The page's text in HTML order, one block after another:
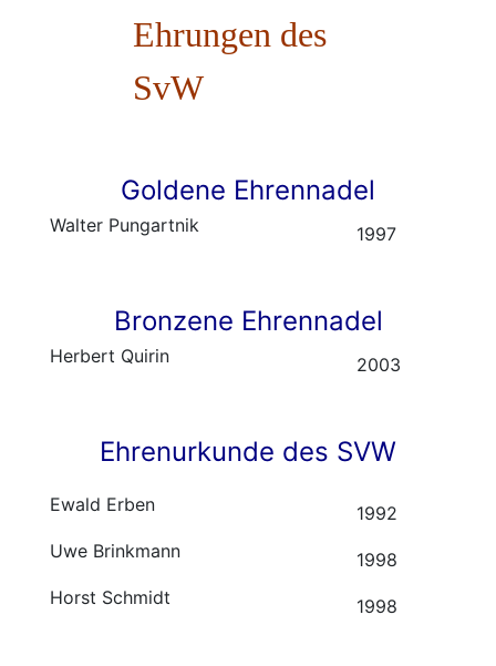
Ehrungen des
SvW
Goldene Ehrennadel
Walter Pungartnik 1997
Bronzene Ehrennadel
Herbert Quirin 2003
Ehrenurkunde des SVW
Ewald Erben
1992
Uwe Brinkmann
1998
Horst Schmidt
1998